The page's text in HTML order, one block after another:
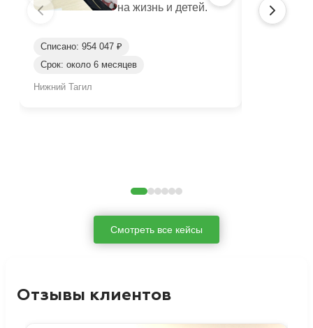
на жизнь и детей.
Списано: 954 047 ₽
Срок: около 6 месяцев
Нижний Тагил
Смотреть все кейсы
Отзывы клиентов